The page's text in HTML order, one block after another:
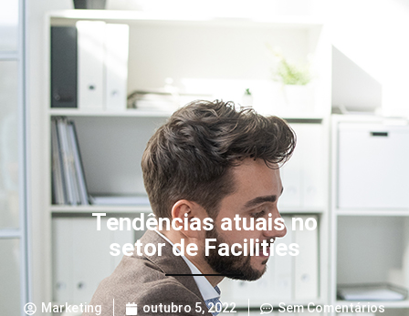
Tendências atuais no
setor de Facilities
Marketing outubro 5, 2022 Sem Comentários